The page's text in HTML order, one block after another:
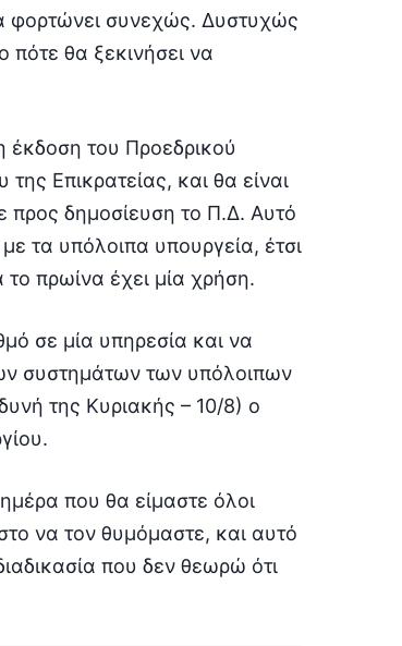
φορτώνει συνεχώς. Δυστυχώς
πότε θα ξεκινήσει να
έκδοση του Προεδρικού
Επικρατείας, και θα είναι
προς δημοσίευση το Π.Δ. Αυτό
τα υπόλοιπα υπουργεία, έτσι
πρωίνα έχει μία χρήση.
σε μία υπηρεσία και να
συστημάτων των υπόλοιπων
της Κυριακής – 10/8) ο
που θα είμαστε όλοι
να τον θυμόμαστε, και αυτό
που δεν θεωρώ ότι